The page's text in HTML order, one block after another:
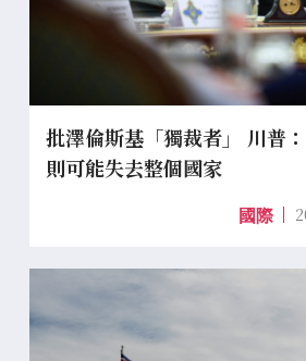
批澤倫斯基「獨裁者」 川普
則可能失去整個國家
國際